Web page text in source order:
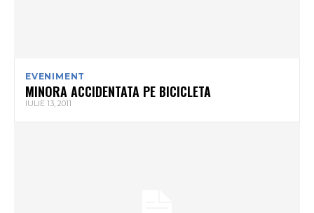
EVENIMENT
MINORA ACCIDENTATA PE BICICLETA
IULIE 13, 2011